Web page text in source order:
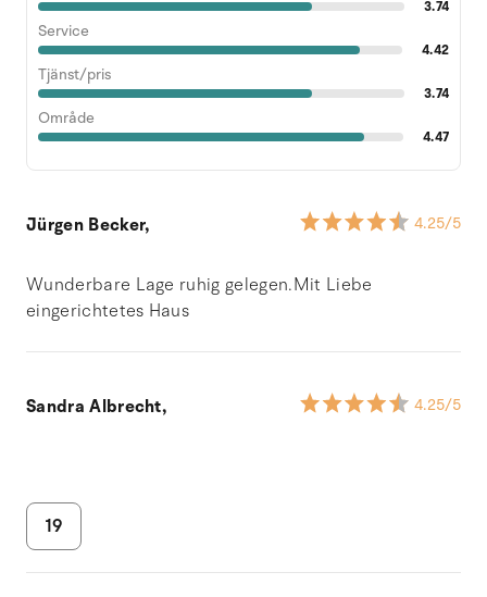
3.74
Service
4.42
Tjänst/pris
3.74
Område
4.47
Jürgen Becker, 4.25/5
Wunderbare Lage ruhig gelegen.Mit Liebe
eingerichtetes Haus
Sandra Albrecht, 4.25/5
19